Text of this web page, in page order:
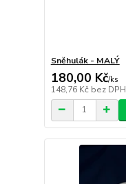
Sněhulák - MALÝ
180,00 Kč/ks
148,76 Kč bez DPH